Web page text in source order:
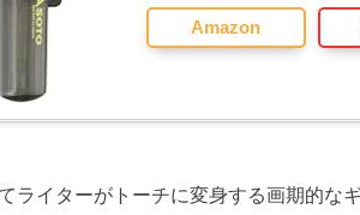
Amazon
ライターがトーチに変身する画期的な